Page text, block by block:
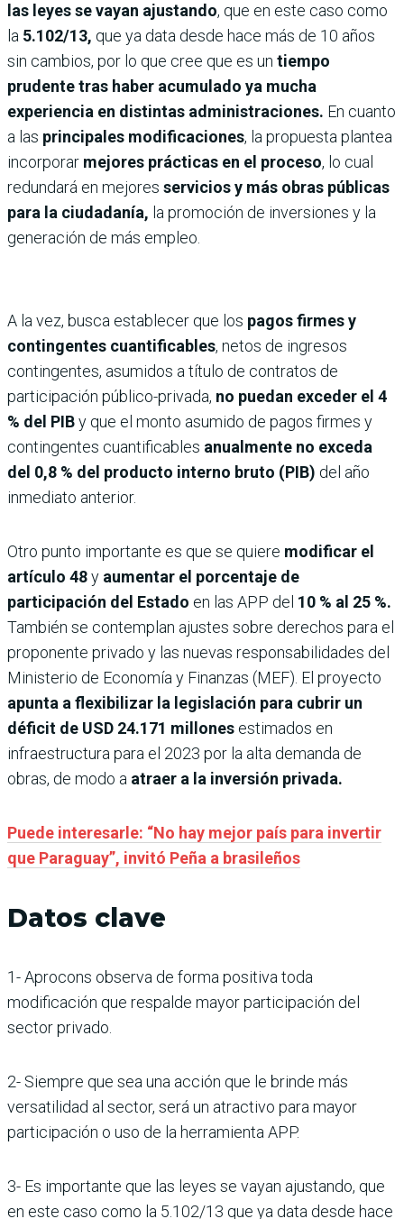
las leyes se vayan ajustando, que en este caso como
la 5.102/13, que ya data desde hace más de 10 años
sin cambios, por lo que cree que es un tiempo
prudente tras haber acumulado ya mucha
experiencia en distintas administraciones. En cuanto
a las principales modificaciones, la propuesta plantea
incorporar mejores prácticas en el proceso, lo cual
redundará en mejores servicios y más obras públicas
para la ciudadanía, la promoción de inversiones y la
generación de más empleo.
A la vez, busca establecer que los pagos firmes y
contingentes cuantificables, netos de ingresos
contingentes, asumidos a título de contratos de
participación público-privada, no puedan exceder el 4
% del PIBy que el monto asumido de pagos firmes y
contingentes cuantificables anualmente no exceda
del 0,8 % del producto interno bruto (PIB) del año
inmediato anterior.
Otro punto importante es que se quiere modificar el
artículo 48y aumentar el porcentaje de
participación del Estado en las APP del 10 % al 25 %.
También se contemplan ajustes sobre derechos para el
proponente privado y las nuevas responsabilidades del
Ministerio de Economía y Finanzas (MEF). El proyecto
apunta a flexibilizar la legislación para cubrir un
déficit de USD 24.171 millones estimados en
infraestructura para el 2023 por la alta demanda de
obras, de modo a atraer a la inversión privada.
Puede interesarle: “No hay mejor país para invertir
que Paraguay”, invitó Peña a brasileños
Datos clave
1- Aprocons observa de forma positiva toda
modificación que respalde mayor participación del
sector privado.
2- Siempre que sea una acción que le brinde más
versatilidad al sector, será un atractivo para mayor
participación o uso de la herramienta APP.
3- Es importante que las leyes se vayan ajustando, que
en este caso como la 5.102/13 que ya data desde hace